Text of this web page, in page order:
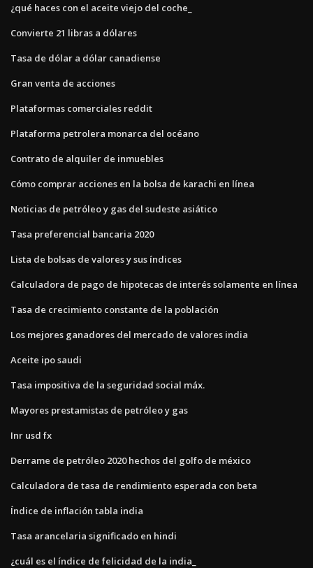
¿qué haces con el aceite viejo del coche_
Convierte 21 libras a dólares
Tasa de dólar a dólar canadiense
Gran venta de acciones
Plataformas comerciales reddit
Plataforma petrolera monarca del océano
Contrato de alquiler de inmuebles
Cómo comprar acciones en la bolsa de karachi en línea
Noticias de petróleo y gas del sudeste asiático
Tasa preferencial bancaria 2020
Lista de bolsas de valores y sus índices
Calculadora de pago de hipotecas de interés solamente en línea
Tasa de crecimiento constante de la población
Los mejores ganadores del mercado de valores india
Aceite ipo saudi
Tasa impositiva de la seguridad social máx.
Mayores prestamistas de petróleo y gas
Inr usd fx
Derrame de petróleo 2020 hechos del golfo de méxico
Calculadora de tasa de rendimiento esperada con beta
Índice de inflación tabla india
Tasa arancelaria significado en hindi
¿cuál es el índice de felicidad de la india_